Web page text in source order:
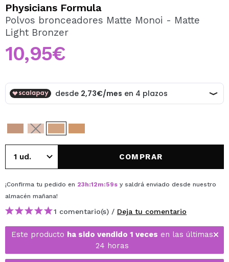
Al crear una cuenta en Maquillalia.com podrás realizar
tus compras rápidamente, revisar el estado de tus
Physicians Formula
Polvos bronceadores Matte Monoi - Matte
Light Bronzer
10,95€
COMPRAR
¡Confirma tu pedido en 23h:12m:59s y saldrá enviado desde nuestro
almacén mañana!
1 comentario(s) / Deja tu comentario
Este producto ha sido vendido 1 veces en las últimas
24 horas